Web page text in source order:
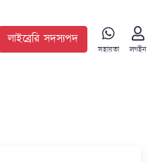
লাইব্রেরি সদস্যপদ
সহায়তা লগইন